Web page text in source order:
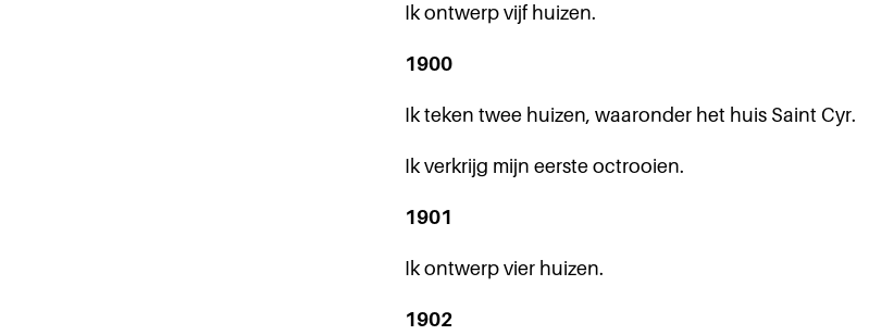
Ik ontwerp vijf huizen.
1900
Ik teken twee huizen, waaronder het huis Saint Cyr.
Ik verkrijg mijn eerste octrooien.
1901
Ik ontwerp vier huizen.
1902